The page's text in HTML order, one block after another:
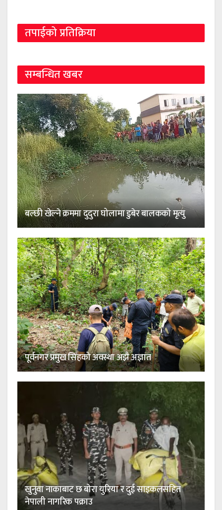
तपाईको प्रतिक्रिया
सम्बन्धित खबर
बल्छी खेल्ने क्रममा दुदुरा घोलामा डुबेर बालकको मृत्यु
पूर्वनगर प्रमुख सिंहको अवस्था अझै अज्ञात
खुनुवा नाकाबाट छ बोरा युरिया र दुई साइकलसहित
नेपाली नागरिक पक्राउ